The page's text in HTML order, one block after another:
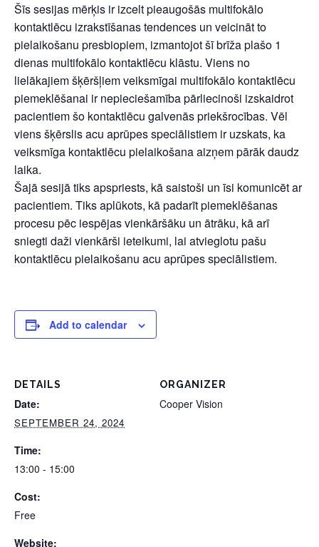
Šīs sesijas mērķis ir izcelt pieaugošās multifokālo
kontaktlēcu izrakstīšanas tendences un veicināt to
pielaikošanu presbiopiem, izmantojot šī brīža plašo 1
dienas multifokālo kontaktlēcu klāstu. Viens no
lielākajiem šķēršļiem veiksmīgai multifokālo kontaktlēcu
piemeklēšanai ir nepieciešamība pārliecinoši izskaidrot
pacientiem šo kontaktlēcu galvenās priekšrocības. Vēl
viens šķērslis acu aprūpes speciālistiem ir uzskats, ka
veiksmīga kontaktlēcu pielaikošana aizņem pārāk daudz
laika.
Šajā sesijā tiks apspriests, kā saistoši un īsi komunicēt ar
pacientiem. Tiks aplūkots, kā padarīt piemeklēšanas
procesu pēc iespējas vienkāršāku un ātrāku, kā arī
sniegti daži vienkārši ieteikumi, lai atvieglotu pašu
kontaktlēcu pielaikošanu acu aprūpes speciālistiem.
Add to calendar
DETAILS
Date:
SEPTEMBER 24, 2024
Time:
13:00 - 15:00
Cost:
Free
Website:
ORGANIZER
Cooper Vision